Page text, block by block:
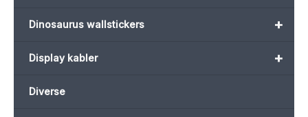
+
Dinosaurus wallstickers
+
Display kabler
Diverse